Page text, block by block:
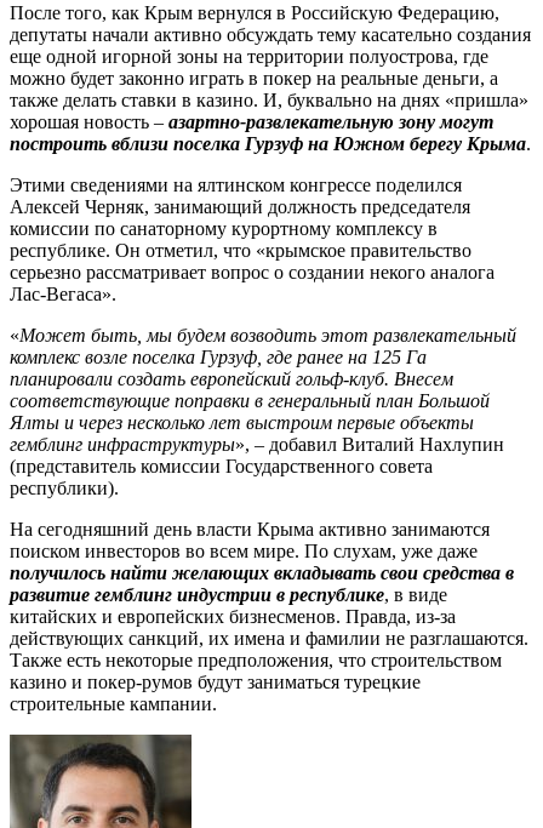
После того, как Крым вернулся в Российскую Федерацию,
депутаты начали активно обсуждать тему касательно создания
еще одной игорной зоны на территории полуострова, где
можно будет законно играть в покер на реальные деньги, а
также делать ставки в казино. И, буквально на днях «пришла»
хорошая новость – азартно-развлекательную зону могут
построить вблизи поселка Гурзуф на Южном берегу Крыма.
Этими сведениями на ялтинском конгрессе поделился
Алексей Черняк, занимающий должность председателя
комиссии по санаторному курортному комплексу в
республике. Он отметил, что «крымское правительство
серьезно рассматривает вопрос о создании некого аналога
Лас-Вегаса».
«Может быть, мы будем возводить этот развлекательный
комплекс возле поселка Гурзуф, где ранее на 125 Га
планировали создать европейский гольф-клуб. Внесем
соответствующие поправки в генеральный план Большой
Ялты и через несколько лет выстроим первые объекты
гемблинг инфраструктуры», – добавил Виталий Нахлупин
(представитель комиссии Государственного совета
республики).
На сегодняшний день власти Крыма активно занимаются
поиском инвесторов во всем мире. По слухам, уже даже
получилось найти желающих вкладывать свои средства в
развитие гемблинг индустрии в республике, в виде
китайских и европейских бизнесменов. Правда, из-за
действующих санкций, их имена и фамилии не разглашаются.
Также есть некоторые предположения, что строительством
казино и покер-румов будут заниматься турецкие
строительные кампании.